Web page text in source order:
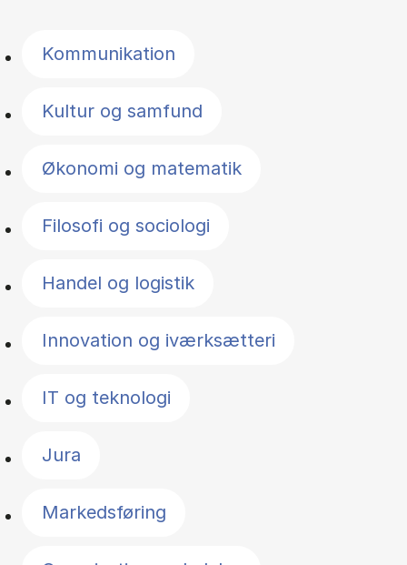
Kommunikation
Kultur og samfund
Økonomi og matematik
Filosofi og sociologi
Handel og logistik
Innovation og iværksætteri
IT og teknologi
Jura
Markedsføring